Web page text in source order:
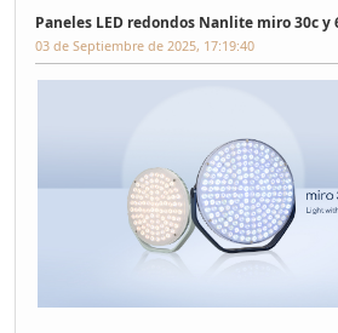
Paneles LED redondos Nanlite miro 30c y
03 de Septiembre de 2025, 17:19:40